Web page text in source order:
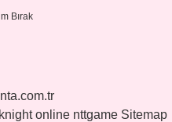
Bırak
knight online nttgame Sitemap